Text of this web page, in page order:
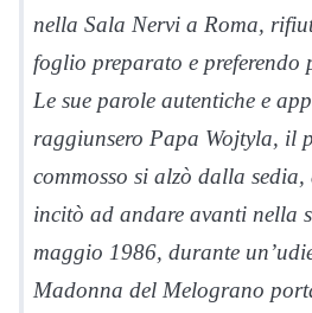
nella Sala Nervi a Roma,
foglio preparato e preferendo
Le sue parole autentiche e
raggiunsero Papa Wojtyla, il
commosso si alzò dalla
incitò ad andare avanti nella
maggio 1986, durante
Madonna del Melograno